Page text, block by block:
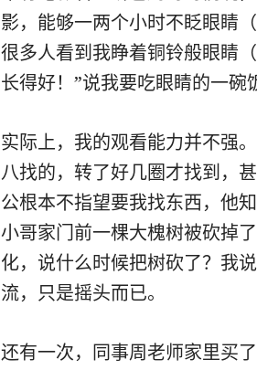
影，能够一两个小时不眨眼睛
很多人看到我睁着铜铃般眼睛
长得好！”说我要吃眼睛的一碗
实际上，我的观看能力并不强
八找的，转了好几圈才找到，
公根本不指望要我找东西，他
小哥家门前一棵大槐树被砍掉
化，说什么时候把树砍了？我
流，只是摇头而已。
还有一次，同事周老师家里买